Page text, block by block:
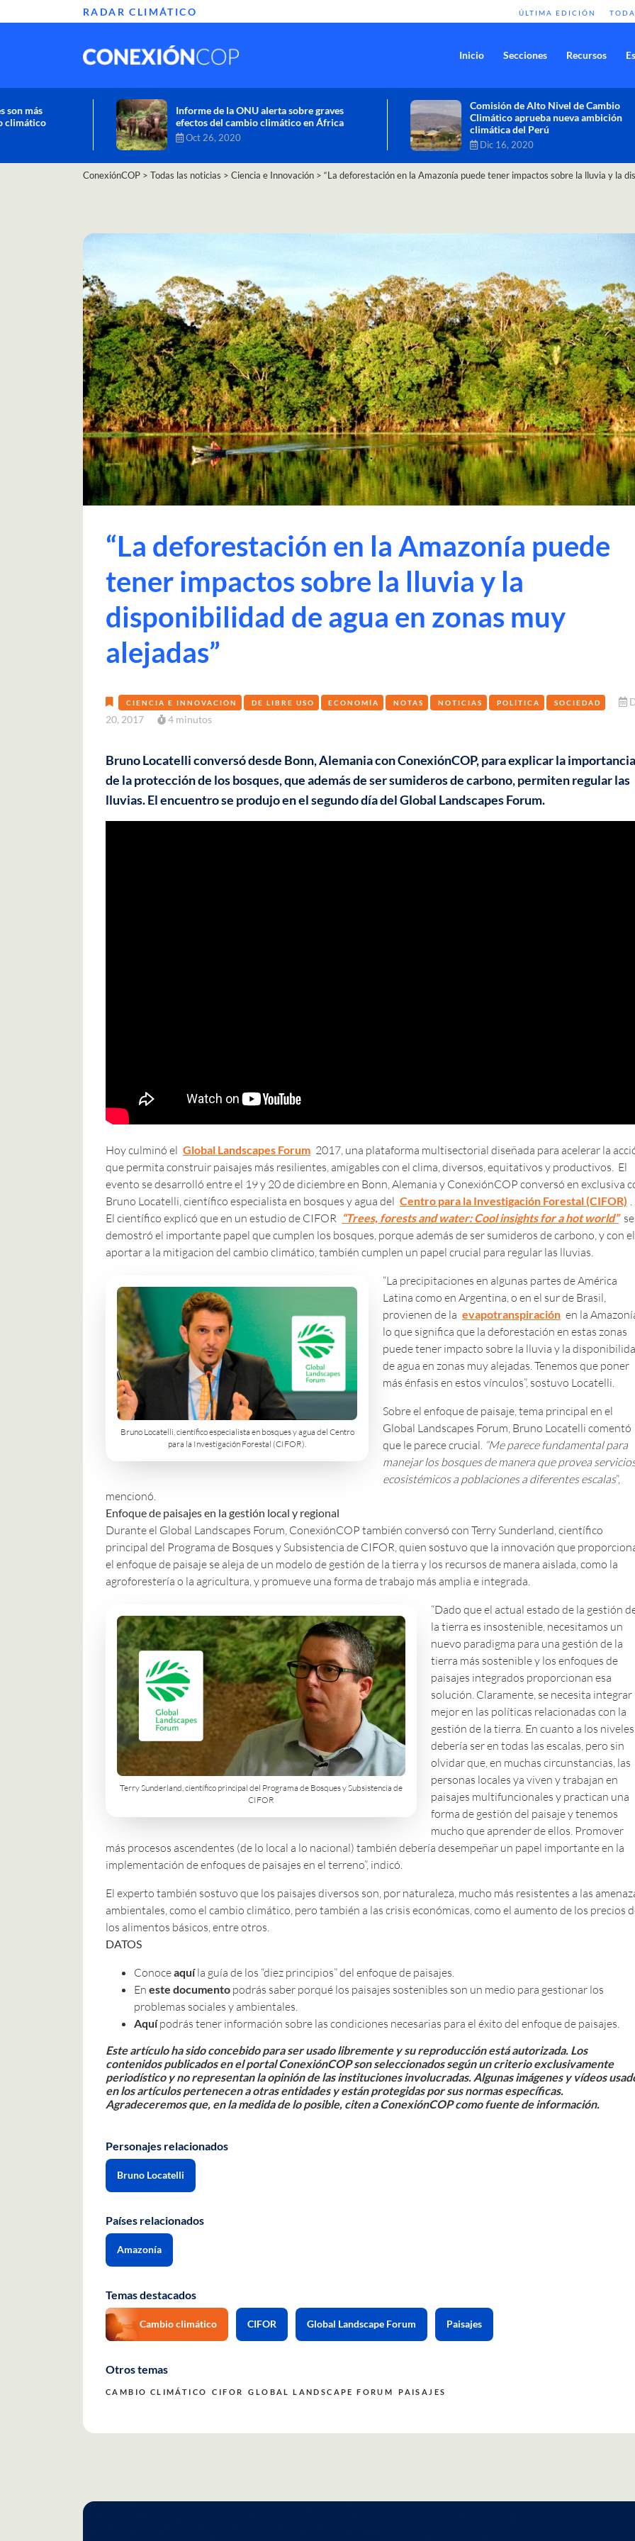
RADAR CLIMÁTICO ÚLTIMA EDICIÓN
Inicio Secciones Recursos
Informe de la ONU alerta sobre graves
efectos del cambio climático en África
Oct 26, 2020
Comisión de Alto Nivel de Cambio
Climático aprueba nueva ambición
climática del Perú
Dic 16, 2020
ConexiónCOP > Todas las noticias > Ciencia e Innovación > “La deforestación en la Amazonía puede tener impactos sobre la lluvia y la
“La deforestación en la Amazonía puede
tener impactos sobre la lluvia y la
disponibilidad de agua en zonas muy
alejadas”
CIENCIA E INNOVACIÓN DE LIBRE USO ECONOMÍA NOTAS NOTICIAS POLÍTICA SOCIEDAD
20, 2017
4 minutos
Bruno Locatelli conversó desde Bonn, Alemania con ConexiónCOP, para explicar la importancia
de la protección de los bosques, que además de ser sumideros de carbono, permiten regular las
lluvias. El encuentro se produjo en el segundo día del Global Landscapes Forum.
Hoy culminó el Global Landscapes Forum 2017, una plataforma multisectorial diseñada para acelerar la
que permita construir paisajes más resilientes, amigables con el clima, diversos, equitativos y productivos. El
evento se desarrolló entre el 19 y 20 de diciembre en Bonn, Alemania y ConexiónCOP conversó en exclusiva
Bruno Locatelli, científico especialista en bosques y agua del Centro para la Investigación Forestal (CIFOR)
El científico explicó que en un estudio de CIFOR “Trees, forests and water: Cool insights for a hot world” se
demostró el importante papel que cumplen los bosques, porque además de ser sumideros de carbono, y con
aportar a la mitigacion del cambio climático, también cumplen un papel crucial para regular las lluvias.
Bruno Locatelli, científico especialista en bosques y agua del Centro
para la Investigación Forestal (CIFOR).
“La precipitaciones en algunas partes de América
Latina como en Argentina, o en el sur de Brasil,
provienen de la evapotranspiración en la
lo que significa que la deforestación en estas zonas
puede tener impacto sobre la lluvia y la
de agua en zonas muy alejadas. Tenemos que poner
más énfasis en estos vínculos”, sostuvo Locatelli.
Sobre el enfoque de paisaje, tema principal en el
Global Landscapes Forum, Bruno Locatelli comentó
que le parece crucial. “Me parece fundamental para
manejar los bosques de manera que provea
ecosistémicos a poblaciones a diferentes escalas”,
mencionó.
Enfoque de paisajes en la gestión local y regional
Durante el Global Landscapes Forum, ConexiónCOP también conversó con Terry Sunderland, científico
principal del Programa de Bosques y Subsistencia de CIFOR, quien sostuvo que la innovación que
el enfoque de paisaje se aleja de un modelo de gestión de la tierra y los recursos de manera aislada, como la
agroforestería o la agricultura, y promueve una forma de trabajo más amplia e integrada.
Terry Sunderland, científico principal del Programa de Bosques y Subsistencia de
CIFOR
“Dado que el actual estado de la gestión
la tierra es insostenible, necesitamos un
nuevo paradigma para una gestión de la
tierra más sostenible y los enfoques de
paisajes integrados proporcionan esa
solución. Claramente, se necesita integrar
mejor en las políticas relacionadas con la
gestión de la tierra. En cuanto a los
debería ser en todas las escalas, pero sin
olvidar que, en muchas circunstancias, las
personas locales ya viven y trabajan en
paisajes multifuncionales y practican una
forma de gestión del paisaje y tenemos
mucho que aprender de ellos. Promover
más procesos ascendentes (de lo local a lo nacional) también debería desempeñar un papel importante en la
implementación de enfoques de paisajes en el terreno”, indicó.
El experto también sostuvo que los paisajes diversos son, por naturaleza, mucho más resistentes a las
ambientales, como el cambio climático, pero también a las crisis económicas, como el aumento de los precios
los alimentos básicos, entre otros.
DATOS
Conoceaquíla guía de los “diez principios” del enfoque de paisajes.
En este documento podrás saber porqué los paisajes sostenibles son un medio para gestionar los
problemas sociales y ambientales.
Aquípodrás tener información sobre las condiciones necesarias para el éxito del enfoque de paisajes.
Este artículo ha sido concebido para ser usado libremente y su reproducción está autorizada. Los
contenidos publicados en el portal ConexiónCOP son seleccionados según un criterio exclusivamente
periodístico y no representan la opinión de las instituciones involucradas. Algunas imágenes y vídeos
en los artículos pertenecen a otras entidades y están protegidas por sus normas específicas.
Agradeceremos que, en la medida de lo posible, citen a ConexiónCOP como fuente de información.
Personajes relacionados
Bruno Locatelli
Países relacionados
Amazonía
Temas destacados
Cambio climático CIFOR Global Landscape Forum Paisajes
Otros temas
CAMBIO CLIMÁTICO CIFOR GLOBAL LANDSCAPE FORUM PAISAJES